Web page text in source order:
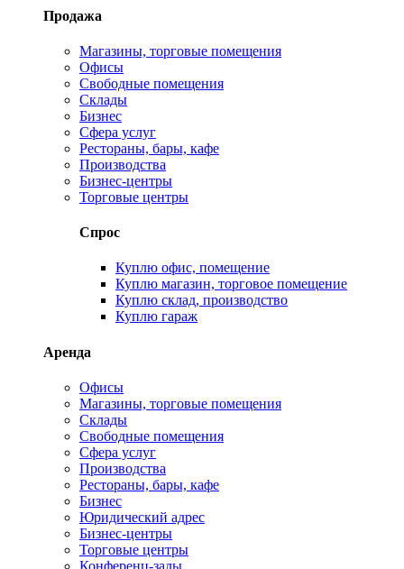
Продажа
Магазины, торговые помещения
Офисы
Свободные помещения
Склады
Бизнес
Сфера услуг
Рестораны, бары, кафе
Производства
Бизнес-центры
Торговые центры
Спрос
Куплю офис, помещение
Куплю магазин, торговое помещение
Куплю склад, производство
Куплю гараж
Аренда
Офисы
Магазины, торговые помещения
Склады
Свободные помещения
Сфера услуг
Производства
Рестораны, бары, кафе
Бизнес
Юридический адрес
Бизнес-центры
Торговые центры
Конференц-залы